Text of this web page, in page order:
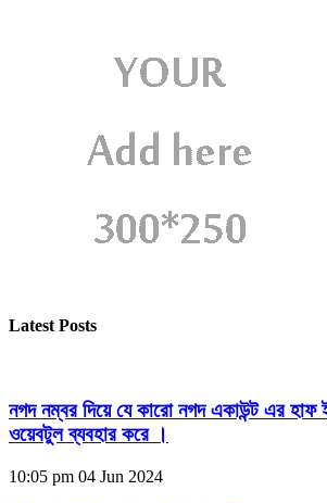
Latest Posts
নগদ নম্বর দিয়ে যে কারো নগদ একাউন্ট এর
ওয়েবটুল ব্যবহার করে ।
10:05 pm 04 Jun 2024